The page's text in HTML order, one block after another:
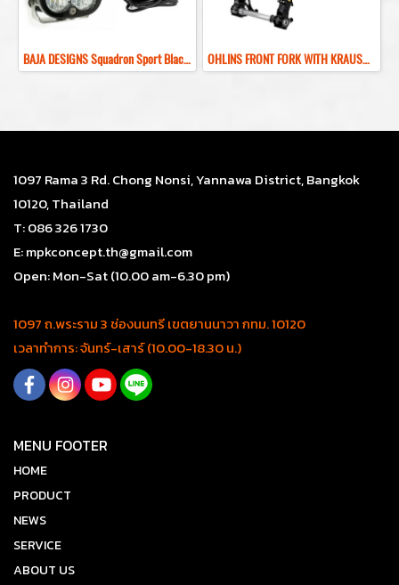
BAJA DESIGNS Squadron Sport Black LED Auxiliary Light Pod Pair–Universal WHITE สปอร์ตไลท์ OHLINS FRONT FORK WITH KRAUSMOTO KR8 INVERTED FRONT END KIT HARLEY TOURING โช็คหน้าฮาเล่ย์สีทอง ดำ
1097 Rama 3 Rd. Chong Nonsi, Yannawa District, Bangkok
10120, Thailand
T: 086 326 1730
E: mpkconcept.th@gmail.com
Open: Mon-Sat (10.00 am-6.30 pm)
1097 ถ.พระราม 3 ช่องนนทรี เขตยานนาวา กทม. 10120
เวลาทำการ: จันทร์-เสาร์ (10.00-18.30 น.)
MENU FOOTER
HOME
PRODUCT
NEWS
SERVICE
ABOUT US